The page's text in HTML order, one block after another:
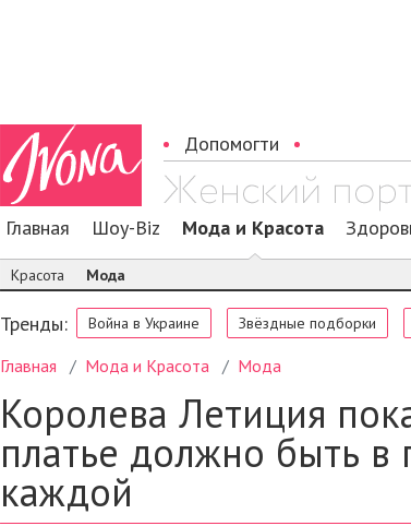
Допомогти
Главная Шоу-Biz Мода и Красота
Красота Мода
Тренды: Война в Украине Звёздные подборки
Главная Мода и Красота Мода
Королева Летиция
платье должно быть в
каждой